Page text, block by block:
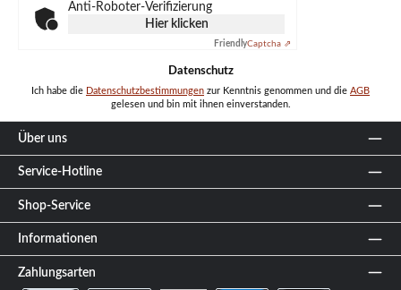
Anti-Roboter-Verifizierung
Hier klicken
FriendlyCaptcha ⇗
Datenschutz
Ich habe die Datenschutzbestimmungen zur Kenntnis genommen und die AGB
gelesen und bin mit ihnen einverstanden.
Über uns
Service-Hotline
Shop-Service
Informationen
Zahlungsarten